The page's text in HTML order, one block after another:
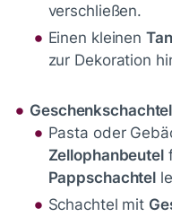
verschließen.
Einen kleinen
zur Dekoration
Pasta oder
Zellophanbeutel
Pappschachtel
Schachtel mit